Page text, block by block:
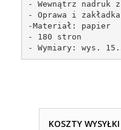
- Wewnątrz nadruk z
- Oprawa i zakładka
-Materiał: papier
- 180 stron
- Wymiary: wys.
KOSZTY WYSYŁKI